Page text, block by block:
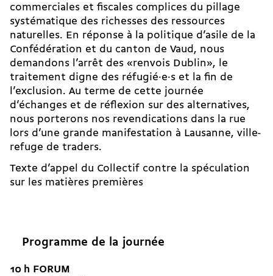
commerciales et fiscales complices du pillage
systématique des richesses des ressources
naturelles. En réponse à la politique d’asile de la
Confédération et du canton de Vaud, nous
demandons l’arrêt des «renvois Dublin», le
traitement digne des réfugié·e·s et la fin de
l’exclusion. Au terme de cette journée
d’échanges et de réflexion sur des alternatives,
nous porterons nos revendications dans la rue
lors d’une grande manifestation à Lausanne, ville-
refuge de traders.
Texte d’appel du Collectif contre la spéculation
sur les matières premières
Programme de la journée
10 h FORUM